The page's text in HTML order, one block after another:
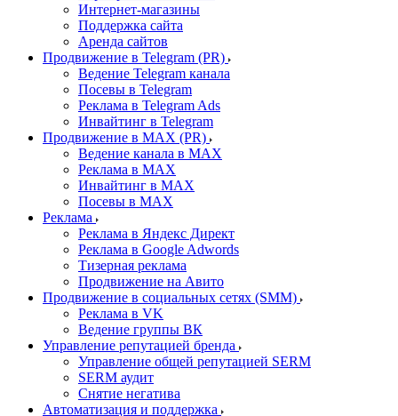
Интернет-магазины
Поддержка сайта
Аренда сайтов
Продвижение в Telegram (PR)
Ведение Telegram канала
Посевы в Telegram
Реклама в Telegram Ads
Инвайтинг в Telegram
Продвижение в MAX (PR)
Ведение канала в MAX
Реклама в MAX
Инвайтинг в MAX
Посевы в MAX
Реклама
Реклама в Яндекс Директ
Реклама в Google Adwords
Тизерная реклама
Продвижение на Авито
Продвижение в социальных сетях (SMM)
Реклама в VK
Ведение группы ВК
Управление репутацией бренда
Управление общей репутацией SERM
SERM аудит
Снятие негатива
Автоматизация и поддержка